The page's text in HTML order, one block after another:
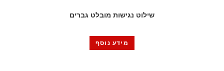
שילוט נגישות מובלט גברים
מידע נוסף